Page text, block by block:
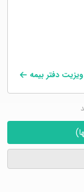
دفتر بیمه